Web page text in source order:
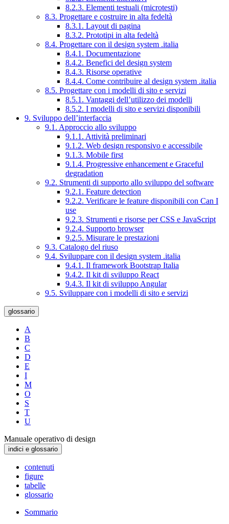
8.2.3. Elementi testuali (microtesti)
8.3. Progettare e costruire in alta fedeltà
8.3.1. Layout di pagina
8.3.2. Prototipi in alta fedeltà
8.4. Progettare con il design system .italia
8.4.1. Documentazione
8.4.2. Benefici del design system
8.4.3. Risorse operative
8.4.4. Come contribuire al design system .italia
8.5. Progettare con i modelli di sito e servizi
8.5.1. Vantaggi dell’utilizzo dei modelli
8.5.2. I modelli di sito e servizi disponibili
9. Sviluppo dell’interfaccia
9.1. Approccio allo sviluppo
9.1.1. Attività preliminari
9.1.2. Web design responsivo e accessibile
9.1.3. Mobile first
9.1.4. Progressive enhancement e Graceful
degradation
9.2. Strumenti di supporto allo sviluppo del software
9.2.1. Feature detection
9.2.2. Verificare le feature disponibili con Can I
use
9.2.3. Strumenti e risorse per CSS e JavaScript
9.2.4. Supporto browser
9.2.5. Misurare le prestazioni
9.3. Catalogo del riuso
9.4. Sviluppare con il design system .italia
9.4.1. Il framework Bootstrap Italia
9.4.2. Il kit di sviluppo React
9.4.3. Il kit di sviluppo Angular
9.5. Sviluppare con i modelli di sito e servizi
glossario
A
B
C
D
E
I
M
O
S
T
U
Manuale operativo di design
indici e glossario
contenuti
figure
tabelle
glossario
Sommario